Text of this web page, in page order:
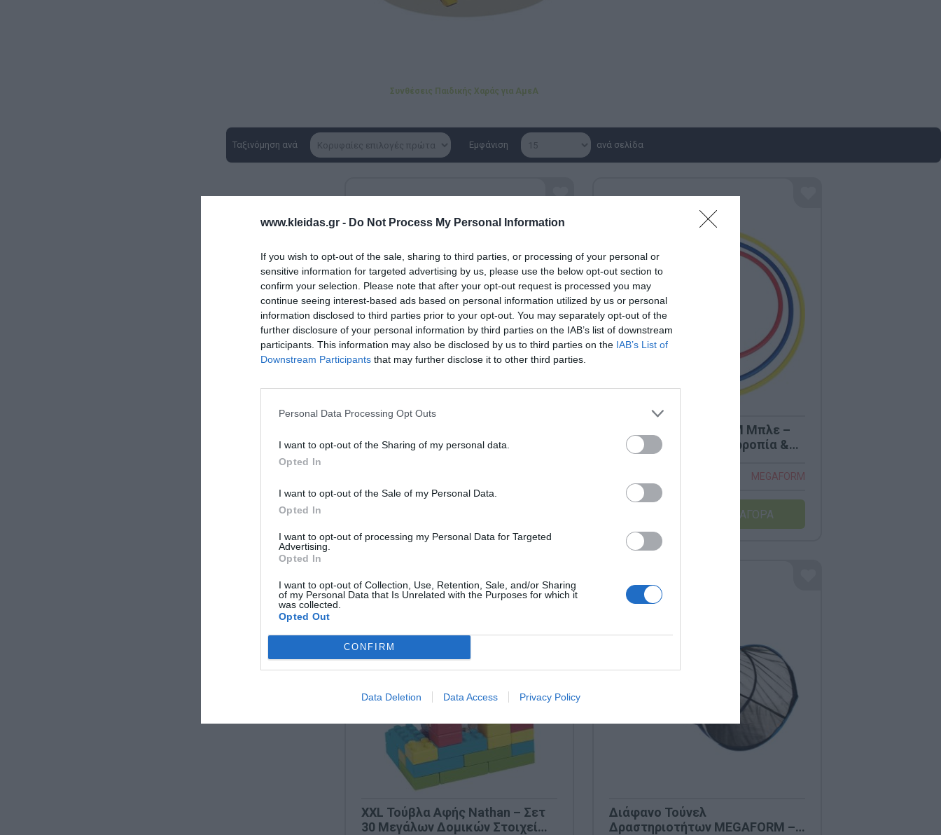
www.kleidas.gr - Do Not Process My Personal Information
If you wish to opt-out of the sale, sharing to third parties, or processing of your personal or
sensitive information for targeted advertising by us, please use the below opt-out section to
confirm your selection. Please note that after your opt-out request is processed you may
continue seeing interest-based ads based on personal information utilized by us or personal
information disclosed to third parties prior to your opt-out. You may separately opt-out of the
further disclosure of your personal information by third parties on the IAB’s list of downstream
participants. This information may also be disclosed by us to third parties on the IAB’s List of
Downstream Participants that may further disclose it to other third parties.
Personal Data Processing Opt Outs
I want to opt-out of the Sharing of my personal data.
Opted In
I want to opt-out of the Sale of my Personal Data.
Opted In
I want to opt-out of processing my Personal Data for Targeted
Advertising.
Opted In
I want to opt-out of Collection, Use, Retention, Sale, and/or Sharing
of my Personal Data that Is Unrelated with the Purposes for which it
was collected.
Opted Out
CONFIRM
Data Deletion Data Access Privacy Policy
Συνθέσεις Παιδικής Χαράς για ΑμεΑ
Ταξινόμηση ανά Εμφάνιση ανά σελίδα
7 Χρωμάτων (Washable)
Hula Hoop MEGAFORM Μπλε –
Διάμετρος 65cm (Ισορροπία &
MEGAFORM
XXL Τούβλα Αφής Nathan – Σετ
30 Μεγάλων Δομικών Στοιχείων
Διάφανο Τούνελ
Δραστηριοτήτων MEGAFORM –